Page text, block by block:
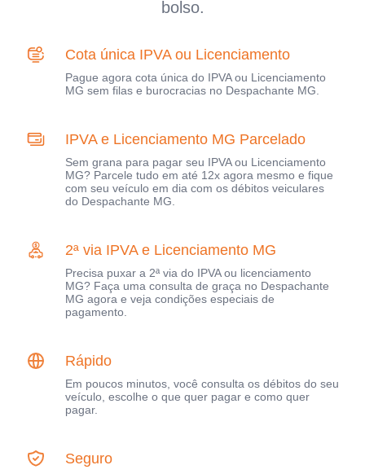
bolso.
Cota única IPVA ou Licenciamento
Pague agora cota única do IPVA ou Licenciamento
MG sem filas e burocracias no Despachante MG.
IPVA e Licenciamento MG Parcelado
Sem grana para pagar seu IPVA ou Licenciamento
MG? Parcele tudo em até 12x agora mesmo e fique
com seu veículo em dia com os débitos veiculares
do Despachante MG.
2ª via IPVA e Licenciamento MG
Precisa puxar a 2ª via do IPVA ou licenciamento
MG? Faça uma consulta de graça no Despachante
MG agora e veja condições especiais de
pagamento.
Rápido
Em poucos minutos, você consulta os débitos do seu
veículo, escolhe o que quer pagar e como quer
pagar.
Seguro